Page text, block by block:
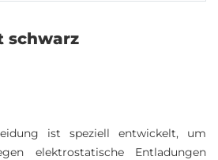
schwarz
ist speziell entwickelt, um
elektrostatische Entladungen